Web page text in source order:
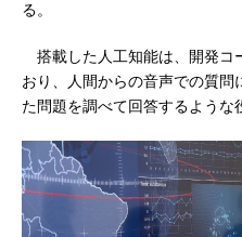
る。
搭載した人工知能は、開発コ
おり、人間からの音声での質
た問題を調べて回答するような